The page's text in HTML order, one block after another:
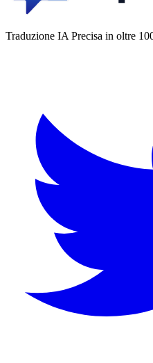
Traduzione IA Precisa in oltre